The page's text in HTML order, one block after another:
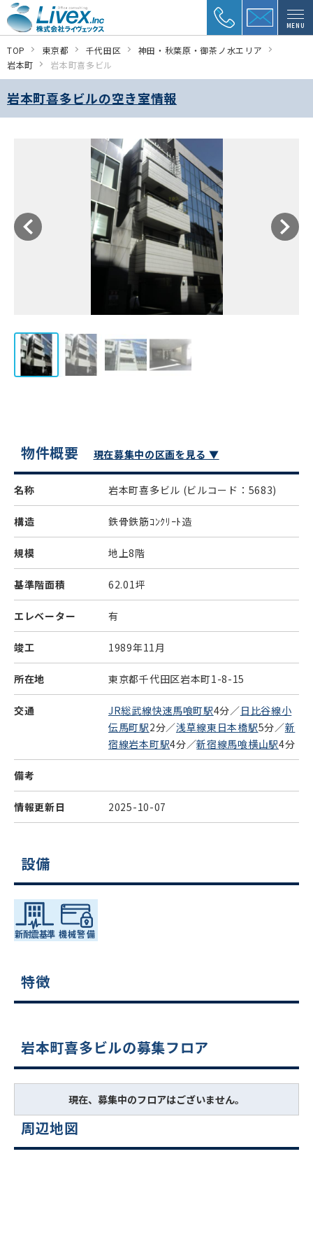
MENU
TOP 東京都 千代田区
神田・秋葉原・御茶ノ水エリア
岩本町
岩本町喜多ビル
岩本町喜多ビルの空き室情報
物件概要 現在募集中の区画を見る ▼
名称 岩本町喜多ビル (ビルコード：5683)
構造 鉄骨鉄筋ｺﾝｸﾘｰﾄ造
規模 地上8階
基準階面積 62.01坪
エレベーター 有
竣工 1989年11月
所在地 東京都千代田区岩本町1-8-15
交通 JR総武線快速馬喰町駅4分／日比谷線小
伝馬町駅2分／浅草線東日本橋駅5分／新
宿線岩本町駅4分／新宿線馬喰横山駅4分
備考
情報更新日 2025-10-07
設備
特徴
岩本町喜多ビルの募集フロア
現在、募集中のフロアはございません。
周辺地図